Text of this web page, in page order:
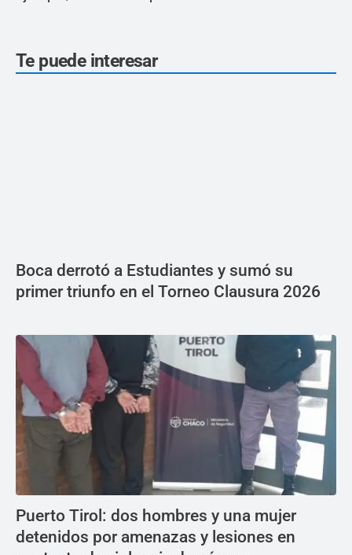
Te puede interesar
Boca derrotó a Estudiantes y sumó su
primer triunfo en el Torneo Clausura 2026
Puerto Tirol: dos hombres y una mujer
detenidos por amenazas y lesiones en